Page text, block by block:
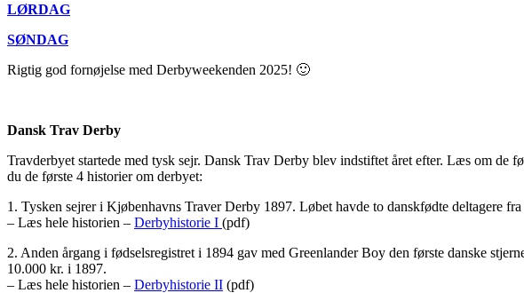
LØRDAG
SØNDAG
Rigtig god fornøjelse med Derbyweekenden 2025! 🙂
Dansk Trav Derby
Travderbyet startede med tysk sejr. Dansk Trav Derby blev indstiftet året efter. Læs om de
du de første 4 historier om derbyet:
1. Tysken sejrer i Kjøbenhavns Traver Derby 1897. Løbet havde to danskfødte deltagere
– Læs hele historien – Derbyhistorie I (pdf)
2. Anden årgang i fødselsregistret i 1894 gav med Greenlander Boy den første danske
10.000 kr. i 1897.
– Læs hele historien – Derbyhistorie II (pdf)